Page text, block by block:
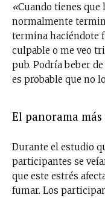
electrónico.
Subscribe
receive all
tobacco
«Cuando tienes que
normalmente
termina haciéndote
culpable o me veo
pub. Podría beber
es probable que no
El panorama
Durante el estudio
participantes se
que este estrés
fumar. Los